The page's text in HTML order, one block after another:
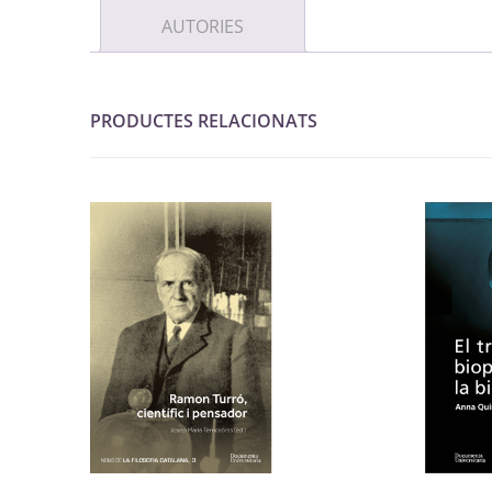
AUTORIES
PRODUCTES RELACIONATS